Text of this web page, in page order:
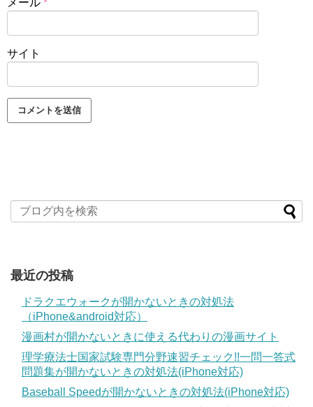
メール *
サイト
最近の投稿
ドラクエウォークが開かないときの対処法
（iPhone&android対応）
漫画村が開かないときに使える代わりの漫画サイト
理学療法士国家試験専門分野速習チェック!!一問一答式
問題集が開かないときの対処法(iPhone対応)
Baseball Speedが開かないときの対処法(iPhone対応)